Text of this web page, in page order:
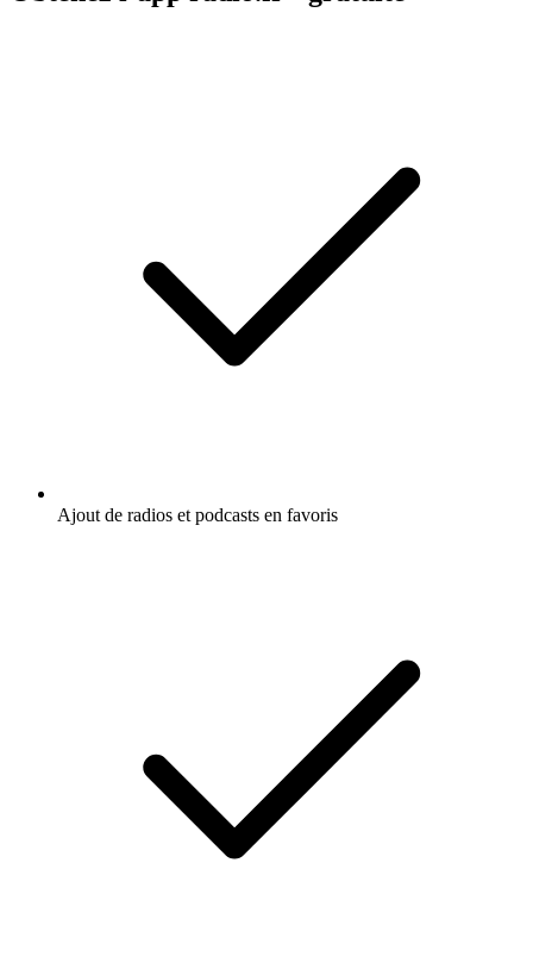
Ajout de radios et podcasts en favoris